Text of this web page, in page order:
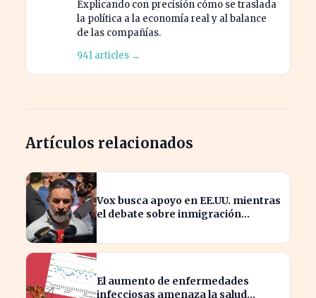
Explicando con precisión cómo se traslada
la política a la economía real y al balance
de las compañías.
941 articles →
Artículos relacionados
Vox busca apoyo en EE.UU. mientras
el debate sobre inmigración
El aumento de enfermedades
infecciosas amenaza la salud